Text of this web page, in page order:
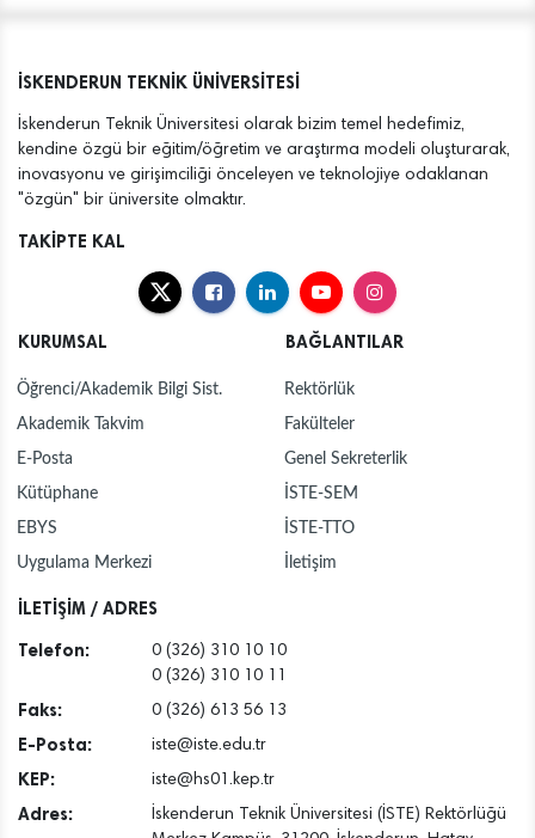
İSKENDERUN TEKNİK ÜNİVERSİTESİ
İskenderun Teknik Üniversitesi olarak bizim temel hedefimiz,
kendine özgü bir eğitim/öğretim ve araştırma modeli oluşturarak,
inovasyonu ve girişimciliği önceleyen ve teknolojiye odaklanan
"özgün" bir üniversite olmaktır.
TAKİPTE KAL
KURUMSAL
Öğrenci/Akademik Bilgi Sist.
Akademik Takvim
E-Posta
Kütüphane
EBYS
Uygulama Merkezi
BAĞLANTILAR
Rektörlük
Fakülteler
Genel Sekreterlik
İSTE-SEM
İSTE-TTO
İletişim
İLETİŞİM / ADRES
Telefon:
0 (326) 310 10 10
0 (326) 310 10 11
Faks: 0 (326) 613 56 13
E-Posta: iste@iste.edu.tr
KEP: iste@hs01.kep.tr
Adres:
İskenderun Teknik Üniversitesi (İSTE) Rektörlüğü